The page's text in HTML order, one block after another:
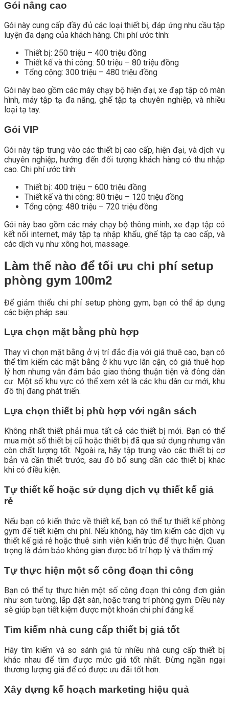
Gói nâng cao
Gói này cung cấp đầy đủ các loại thiết bị, đáp ứng nhu cầu tập
luyện đa dạng của khách hàng. Chi phí ước tính:
Thiết bị: 250 triệu – 400 triệu đồng
Thiết kế và thi công: 50 triệu – 80 triệu đồng
Tổng cộng: 300 triệu – 480 triệu đồng
Gói này bao gồm các máy chạy bộ hiện đại, xe đạp tập có màn
hình, máy tập tạ đa năng, ghế tập tạ chuyên nghiệp, và nhiều
loại tạ tay.
Gói VIP
Gói này tập trung vào các thiết bị cao cấp, hiện đại, và dịch vụ
chuyên nghiệp, hướng đến đối tượng khách hàng có thu nhập
cao. Chi phí ước tính:
Thiết bị: 400 triệu – 600 triệu đồng
Thiết kế và thi công: 80 triệu – 120 triệu đồng
Tổng cộng: 480 triệu – 720 triệu đồng
Gói này bao gồm các máy chạy bộ thông minh, xe đạp tập có
kết nối internet, máy tập tạ nhập khẩu, ghế tập tạ cao cấp, và
các dịch vụ như xông hơi, massage.
Làm thế nào để tối ưu chi phí setup
phòng gym 100m2
Để giảm thiểu chi phí setup phòng gym, bạn có thể áp dụng
các biện pháp sau:
Lựa chọn mặt bằng phù hợp
Thay vì chọn mặt bằng ở vị trí đắc địa với giá thuê cao, bạn có
thể tìm kiếm các mặt bằng ở khu vực lân cận, có giá thuê hợp
lý hơn nhưng vẫn đảm bảo giao thông thuận tiện và đông dân
cư. Một số khu vực có thể xem xét là các khu dân cư mới, khu
đô thị đang phát triển.
Lựa chọn thiết bị phù hợp với ngân sách
Không nhất thiết phải mua tất cả các thiết bị mới. Bạn có thể
mua một số thiết bị cũ hoặc thiết bị đã qua sử dụng nhưng vẫn
còn chất lượng tốt. Ngoài ra, hãy tập trung vào các thiết bị cơ
bản và cần thiết trước, sau đó bổ sung dần các thiết bị khác
khi có điều kiện.
Tự thiết kế hoặc sử dụng dịch vụ thiết kế giá
rẻ
Nếu bạn có kiến thức về thiết kế, bạn có thể tự thiết kế phòng
gym để tiết kiệm chi phí. Nếu không, hãy tìm kiếm các dịch vụ
thiết kế giá rẻ hoặc thuê sinh viên kiến trúc để thực hiện. Quan
trọng là đảm bảo không gian được bố trí hợp lý và thẩm mỹ.
Tự thực hiện một số công đoạn thi công
Bạn có thể tự thực hiện một số công đoạn thi công đơn giản
như sơn tường, lắp đặt sàn, hoặc trang trí phòng gym. Điều này
sẽ giúp bạn tiết kiệm được một khoản chi phí đáng kể.
Tìm kiếm nhà cung cấp thiết bị giá tốt
Hãy tìm kiếm và so sánh giá từ nhiều nhà cung cấp thiết bị
khác nhau để tìm được mức giá tốt nhất. Đừng ngần ngại
thương lượng giá để có được ưu đãi tốt hơn.
Xây dựng kế hoạch marketing hiệu quả